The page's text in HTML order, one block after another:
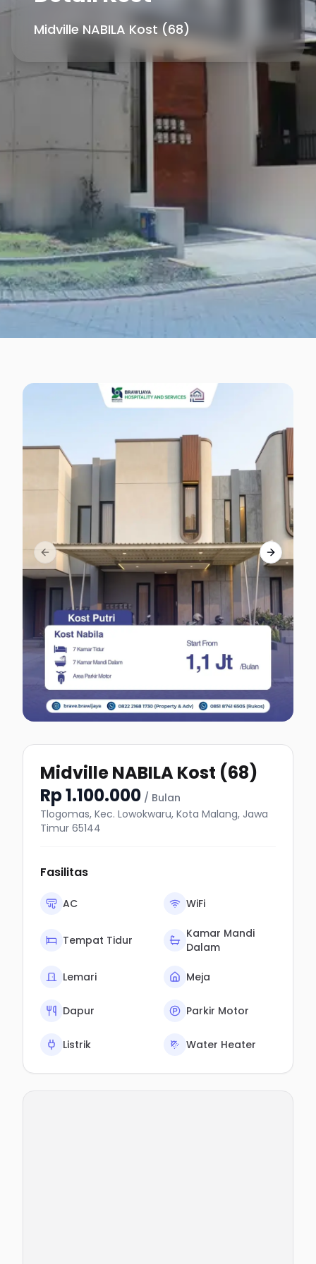
Midville NABILA Kost (68)
Previous slide Next
Midville NABILA Kost (68)
Rp 1.100.000 / Bulan
Tlogomas, Kec. Lowokwaru, Kota Malang, Jawa
Timur 65144
Fasilitas
AC WiFi
Tempat Tidur
Kamar Mandi
Dalam
Lemari Meja
Dapur Parkir Motor
Listrik Water Heater